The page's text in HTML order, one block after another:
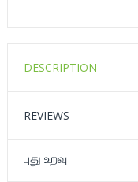
DESCRIPTION
REVIEWS
புது உறவு